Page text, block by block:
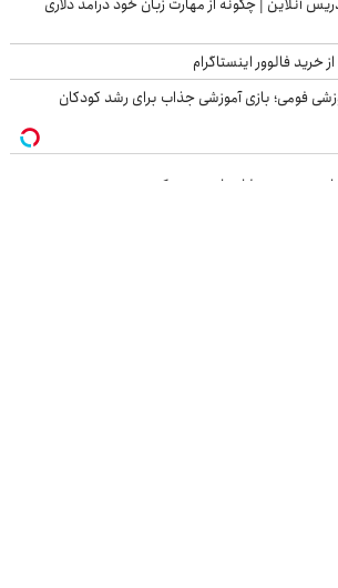
فالوور اینستاگرام
فومی؛ بازی آموزشی جذاب برای رشد کودکان
تتر هست! احراز هویت کن